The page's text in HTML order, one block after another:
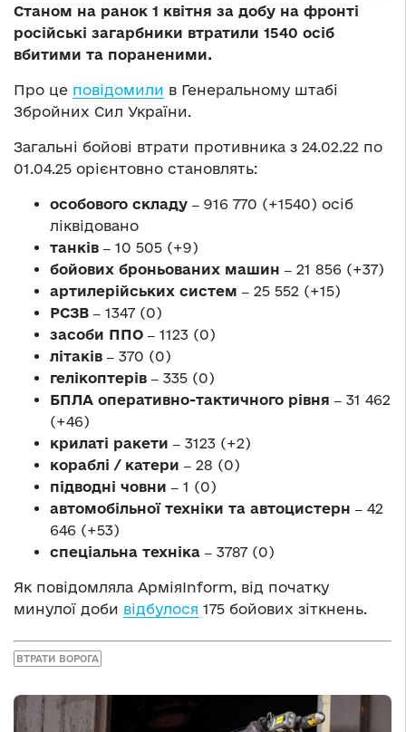
Станом на ранок 1 квітня за добу на фронті
російські загарбники втратили 1540 осіб
вбитими та пораненими.
Про це повідомили в Генеральному штабі
Збройних Сил України.
Загальні бойові втрати противника з 24.02.22 по
01.04.25 орієнтовно становлять:
особового складу ‒ 916 770 (+1540) осіб
ліквідовано
танків ‒ 10 505 (+9)
бойових броньованих машин ‒ 21 856 (+37)
артилерійських систем ‒ 25 552 (+15)
РСЗВ ‒ 1347 (0)
засоби ППО ‒ 1123 (0)
літаків ‒ 370 (0)
гелікоптерів ‒ 335 (0)
БПЛА оперативно-тактичного рівня ‒ 31 462
(+46)
крилаті ракети ‒ 3123 (+2)
кораблі / катери ‒ 28 (0)
підводні човни ‒ 1 (0)
автомобільної техніки та автоцистерн ‒ 42
646 (+53)
спеціальна техніка ‒ 3787 (0)
Як повідомляла АрміяInform, від початку
минулої доби відбулося 175 бойових зіткнень.
ВТРАТИ ВОРОГА